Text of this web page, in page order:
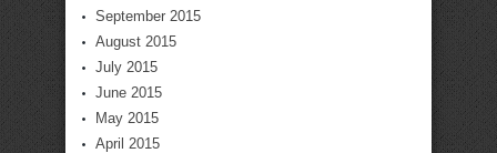
September 2015
August 2015
July 2015
June 2015
May 2015
April 2015